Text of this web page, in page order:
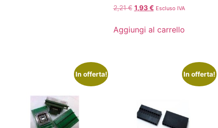
2,21€ 1,93€ Escluso IVA
Aggiungi al carrello
In offerta! In offerta!